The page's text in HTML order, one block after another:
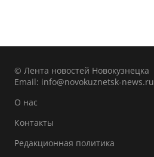
© Лента новостей Новокузнецка
Email: info@novokuznetsk-news.ru
О нас
Контакты
Редакционная политика